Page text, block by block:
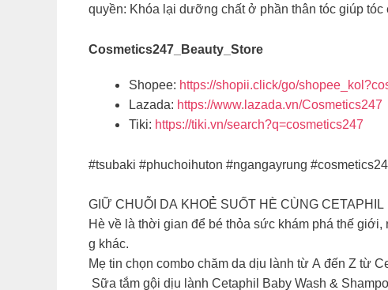
quyền: Khóa lại dưỡng chất ở phần thân tóc giúp tóc
Cosmetics247_Beauty_Store
Shopee: https://shopii.click/go/
Lazada: https://www.lazada.vn/Cosmetics247
Tiki: https://tiki.vn/search?q=cosmetics247
#tsubaki #phuchoihuton #ngangayrung
GIỮ CHUỖI DA KHOẺ SUỐT HÈ CÙNG CETAPHIL
Hè về là thời gian để bé thỏa sức khám phá thế
g khác.
Mẹ tin chọn combo chăm da dịu lành từ A đến Z từ
Sữa tắm gội dịu lành Cetaphil Baby Wash &